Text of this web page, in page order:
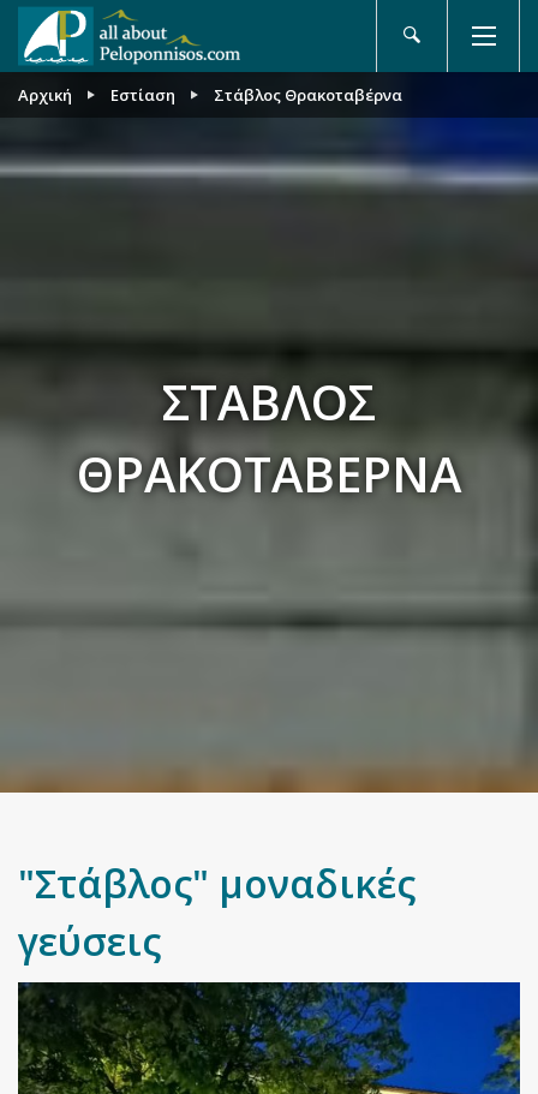
Αρχική Εστίαση Στάβλος Θρακοταβέρνα
ΣΤΆΒΛΟΣ
ΘΡΑΚΟΤΑΒΈΡΝΑ
"Στάβλος" μοναδικές
γεύσεις